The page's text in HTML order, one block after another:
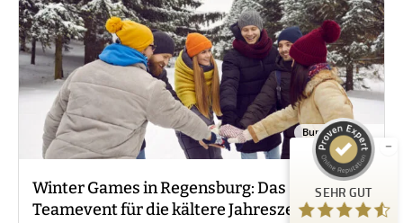
Bundesweit
Winter Games in Regensburg: Das
Teamevent für die kältere Jahreszeit
SEHR GUT
Kundenbewertungen und Erfahrungen zu
Guiders Events
96
%
Empfehlungen auf
ProvenExpert.com
SEHR GUT
4,66
/
5,00
Bewertungen auf ProvenExpert.com